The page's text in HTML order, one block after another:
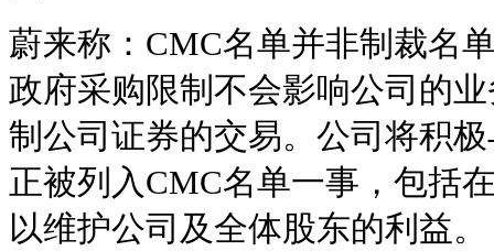
蔚来称：CMC名单并非制裁名
政府采购限制不会影响公司的
制公司证券的交易。公司将积
正被列入CMC名单一事，包括
以维护公司及全体股东的利益。